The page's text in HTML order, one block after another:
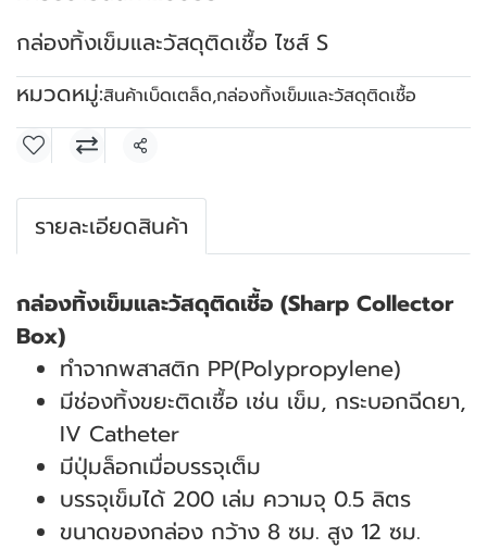
กล่องทิ้งเข็มและวัสดุติดเชื้อ ไซส์ S
หมวดหมู่:สินค้าเบ็ดเตล็ด,กล่องทิ้งเข็มและวัสดุติดเชื้อ
แชร์
รายละเอียดสินค้า
กล่องทิ้งเข็มและวัสดุติดเชื้อ (Sharp Collector
Box)
ทำจากพสาสติก PP(Polypropylene)
มีช่องทิ้งขยะติดเชื้อ เช่น เข็ม, กระบอกฉีดยา,
IV Catheter
มีปุ่มล็อกเมื่อบรรจุเต็ม
บรรจุเข็มได้ 200 เล่ม ความจุ 0.5 ลิตร
ขนาดของกล่อง กว้าง 8 ซม. สูง 12 ซม.